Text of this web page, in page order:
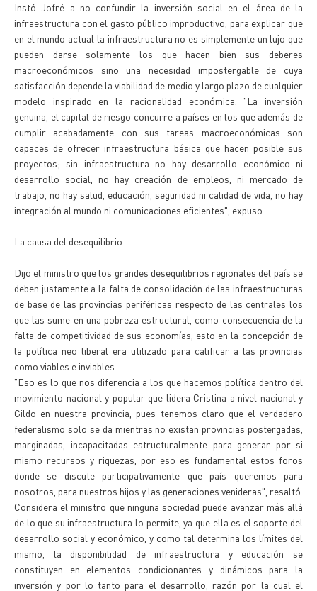
Instó Jofré a no confundir la inversión social en el área de la
infraestructura con el gasto público improductivo, para explicar que
en el mundo actual la infraestructura no es simplemente un lujo que
pueden darse solamente los que hacen bien sus deberes
macroeconómicos sino una necesidad impostergable de cuya
satisfacción depende la viabilidad de medio y largo plazo de cualquier
modelo inspirado en la racionalidad económica. "La inversión
genuina, el capital de riesgo concurre a países en los que además de
cumplir acabadamente con sus tareas macroeconómicas son
capaces de ofrecer infraestructura básica que hacen posible sus
proyectos; sin infraestructura no hay desarrollo económico ni
desarrollo social, no hay creación de empleos, ni mercado de
trabajo, no hay salud, educación, seguridad ni calidad de vida, no hay
integración al mundo ni comunicaciones eficientes", expuso.
La causa del desequilibrio
Dijo el ministro que los grandes desequilibrios regionales del país se
deben justamente a la falta de consolidación de las infraestructuras
de base de las provincias periféricas respecto de las centrales los
que las sume en una pobreza estructural, como consecuencia de la
falta de competitividad de sus economías, esto en la concepción de
la política neo liberal era utilizado para calificar a las provincias
como viables e inviables.
"Eso es lo que nos diferencia a los que hacemos política dentro del
movimiento nacional y popular que lidera Cristina a nivel nacional y
Gildo en nuestra provincia, pues tenemos claro que el verdadero
federalismo solo se da mientras no existan provincias postergadas,
marginadas, incapacitadas estructuralmente para generar por si
mismo recursos y riquezas, por eso es fundamental estos foros
donde se discute participativamente que país queremos para
nosotros, para nuestros hijos y las generaciones venideras", resaltó.
Considera el ministro que ninguna sociedad puede avanzar más allá
de lo que su infraestructura lo permite, ya que ella es el soporte del
desarrollo social y económico, y como tal determina los límites del
mismo, la disponibilidad de infraestructura y educación se
constituyen en elementos condicionantes y dinámicos para la
inversión y por lo tanto para el desarrollo, razón por la cual el